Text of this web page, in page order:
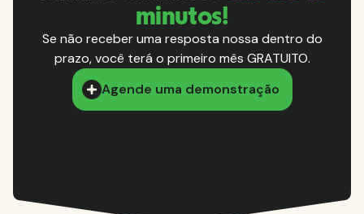
minutos!
Se não receber uma resposta nossa dentro do
prazo, você terá o primeiro mês GRATUITO.
Agende uma demonstração